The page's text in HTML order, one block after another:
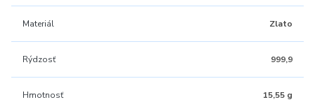
Materiál Zlato
Rýdzosť 999,9
Hmotnosť 15,55 g